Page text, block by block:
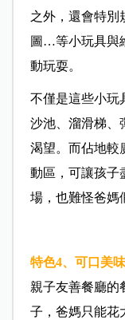
之外，還會特別
圖…等小玩具與
動玩耍。
不僅是這些小玩
沙池、溜滑梯、
渴望。而佔地較
動區，可讓孩子
場，也難怪爸媽
特色4、可口美
親子友善餐廳的
子，爸媽只能花